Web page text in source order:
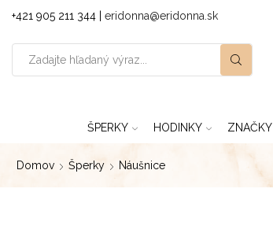
+421 905 211 344 | eridonna@eridonna.sk
ŠPERKY HODINKY ZNAČKY
Domov Šperky Náušnice